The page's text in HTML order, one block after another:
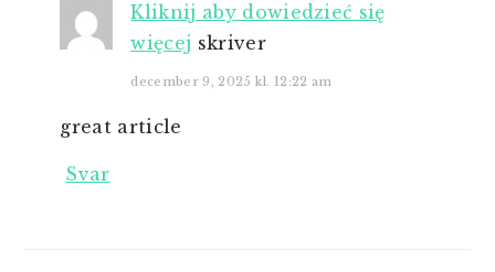
Kliknij aby dowiedzieć się
więcej skriver
december 9, 2025 kl. 12:22 am
great article
Svar